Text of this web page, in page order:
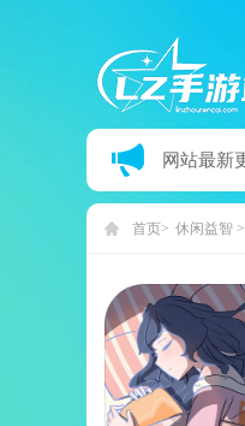
网站最新
首页 休闲益智